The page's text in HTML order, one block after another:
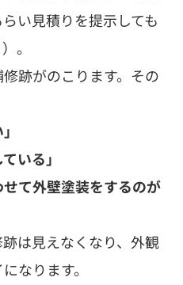
い見積りを提示しても
。
跡がのこります。その
いる」
て外壁塗装をするのが
は見えなくなり、外観
なります。